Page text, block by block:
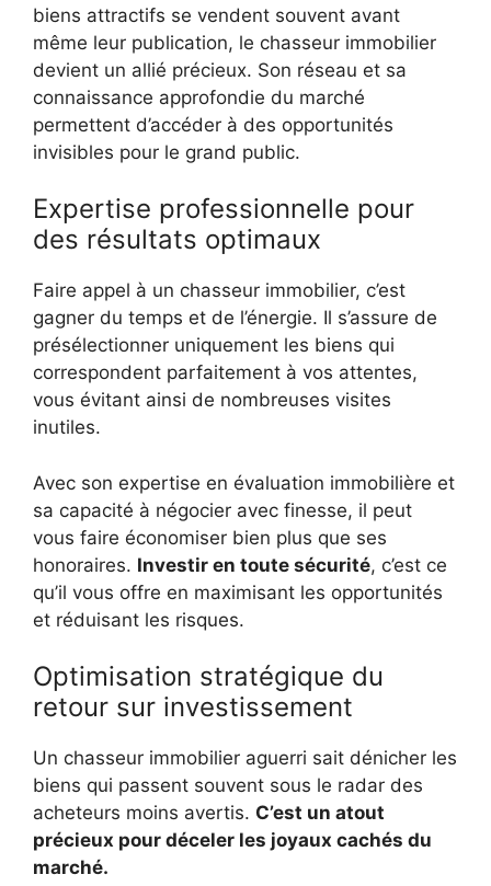
biens attractifs se vendent souvent avant
même leur publication, le chasseur immobilier
devient un allié précieux. Son réseau et sa
connaissance approfondie du marché
permettent d’accéder à des opportunités
invisibles pour le grand public.
Expertise professionnelle pour
des résultats optimaux
Faire appel à un chasseur immobilier, c’est
gagner du temps et de l’énergie. Il s’assure de
présélectionner uniquement les biens qui
correspondent parfaitement à vos attentes,
vous évitant ainsi de nombreuses visites
inutiles.
Avec son expertise en évaluation immobilière et
sa capacité à négocier avec finesse, il peut
vous faire économiser bien plus que ses
honoraires. Investir en toute sécurité, c’est ce
qu’il vous offre en maximisant les opportunités
et réduisant les risques.
Optimisation stratégique du
retour sur investissement
Un chasseur immobilier aguerri sait dénicher les
biens qui passent souvent sous le radar des
acheteurs moins avertis. C’est un atout
précieux pour déceler les joyaux cachés du
marché.